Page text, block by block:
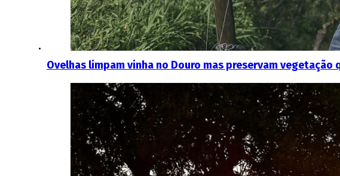
Ovelhas limpam vinha no Douro mas preservam vegetação